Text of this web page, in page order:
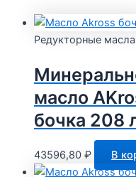
Редукторные
масло
бочка 208
43596,80 ₽ В